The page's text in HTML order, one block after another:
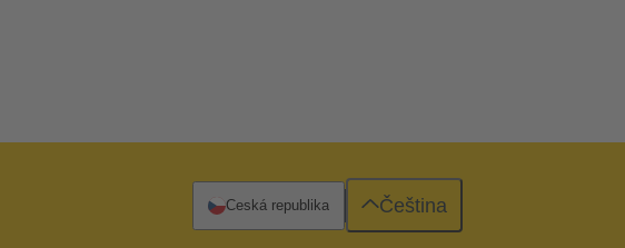
Česká republika Čeština